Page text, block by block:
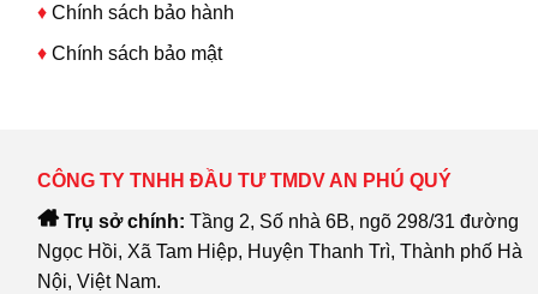
♦ Chính sách bảo hành
♦ Chính sách bảo mật
CÔNG TY TNHH ĐẦU TƯ TMDV AN PHÚ QUÝ
Trụ sở chính: Tầng 2, Số nhà 6B, ngõ 298/31 đường
Ngọc Hồi, Xã Tam Hiệp, Huyện Thanh Trì, Thành phố Hà
Nội, Việt Nam.